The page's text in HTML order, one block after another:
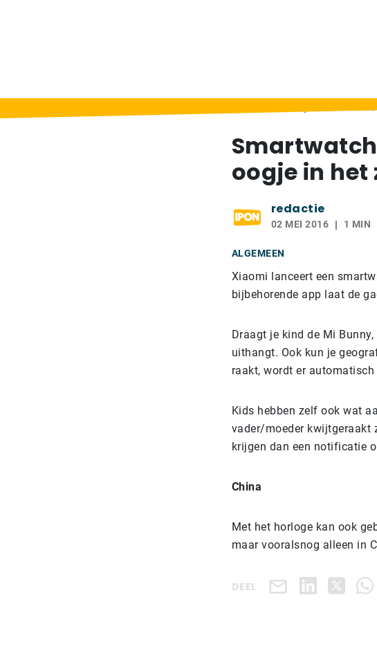
Smartwatch Mi Bunny voor kids
oogje in het
redactie
02 MEI 2016 1 MIN
ALGEMEEN
Xiaomi lanceert een
bijbehorende app laat de
Draagt je kind de Mi
uithangt. Ook kun je
raakt, wordt er automatisch
Kids hebben zelf ook wat
vader/moeder kwijtgeraakt
krijgen dan een notificatie
China
Met het horloge kan ook
maar vooralsnog alleen in
DEEL